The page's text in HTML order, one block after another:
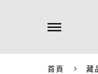
首頁 藏